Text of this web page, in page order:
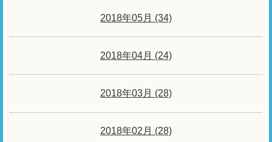
2018年05月 (34)
2018年04月 (24)
2018年03月 (28)
2018年02月 (28)